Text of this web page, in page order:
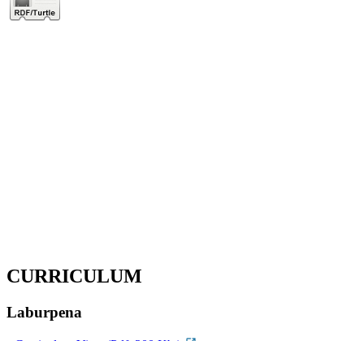
CURRICULUM
Laburpena